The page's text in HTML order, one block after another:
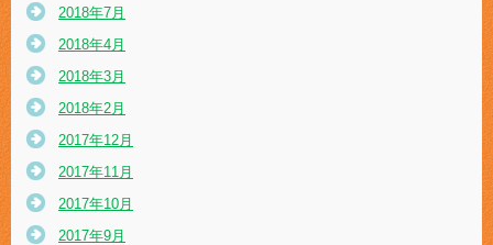
2018年7月
2018年4月
2018年3月
2018年2月
2017年12月
2017年11月
2017年10月
2017年9月